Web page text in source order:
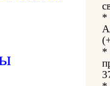
*
*